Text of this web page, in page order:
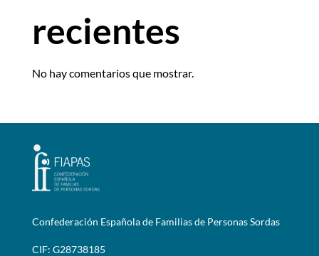
recientes
No hay comentarios que mostrar.
Confederación Española de Familias de Personas Sordas
CIF: G28738185